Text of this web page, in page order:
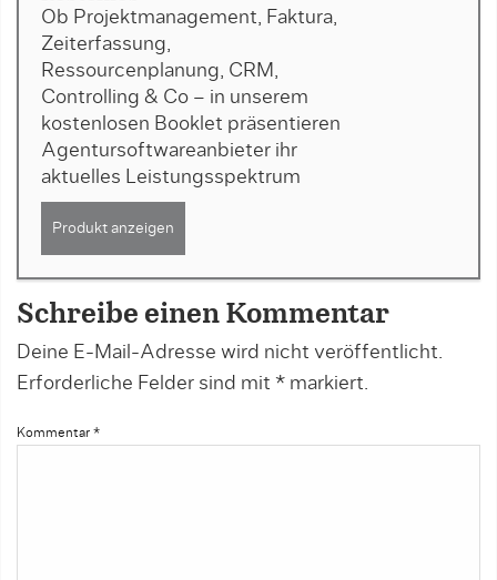
Ob Projektmanagement, Faktura,
Zeiterfassung,
Ressourcenplanung, CRM,
Controlling & Co – in unserem
kostenlosen Booklet präsentieren
Agentursoftwareanbieter ihr
aktuelles Leistungsspektrum
Produkt anzeigen
Schreibe einen Kommentar
Deine E-Mail-Adresse wird nicht veröffentlicht.
Erforderliche Felder sind mit * markiert.
Kommentar *